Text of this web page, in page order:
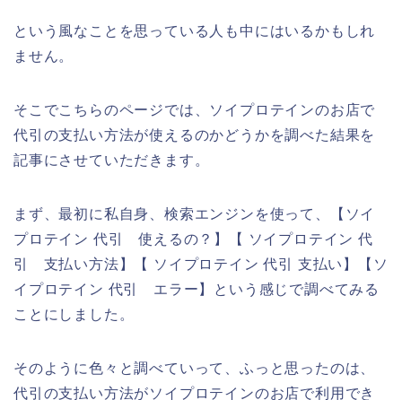
という風なことを思っている人も中にはいるかもしれ
ません。
そこでこちらのページでは、ソイプロテインのお店で
代引の支払い方法が使えるのかどうかを調べた結果を
記事にさせていただきます。
まず、最初に私自身、検索エンジンを使って、【ソイ
プロテイン 代引 使えるの？】【 ソイプロテイン 代
引 支払い方法】【 ソイプロテイン 代引 支払い】【ソ
イプロテイン 代引 エラー】という感じで調べてみる
ことにしました。
そのように色々と調べていって、ふっと思ったのは、
代引の支払い方法がソイプロテインのお店で利用でき